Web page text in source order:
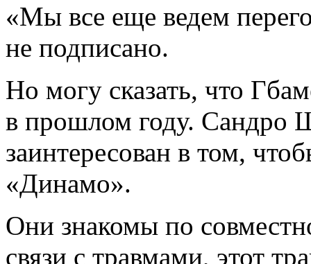
«Мы все еще ведeм
не подписано.
Но могу сказать, что
в прошлом году. Сандро
заинтересован в том,
«Динамо».
Они знакомы по
связи с травмами, этот